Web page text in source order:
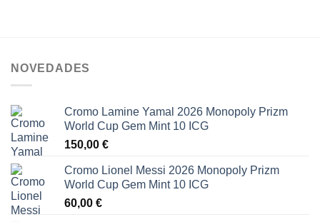
NOVEDADES
Cromo Lamine Yamal 2026 Monopoly Prizm
World Cup Gem Mint 10 ICG
150,00 €
Cromo Lionel Messi 2026 Monopoly Prizm
World Cup Gem Mint 10 ICG
60,00 €